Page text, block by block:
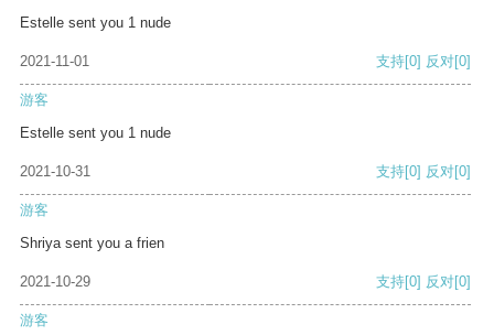
Estelle sent you 1 nude
2021-11-01 支持[0] 反对[0]
游客
Estelle sent you 1 nude
2021-10-31 支持[0] 反对[0]
游客
Shriya sent you a frien
2021-10-29 支持[0] 反对[0]
游客